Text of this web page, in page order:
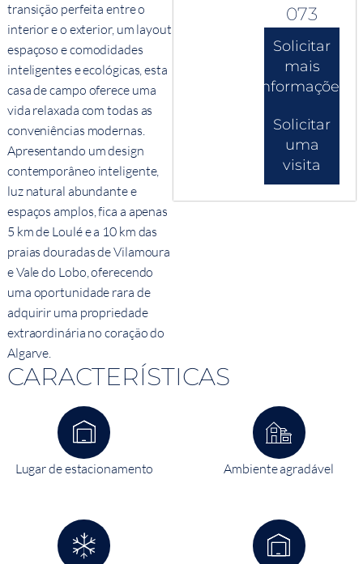
transição perfeita entre o
interior e o exterior, um layout
espaçoso e comodidades
inteligentes e ecológicas, esta
casa de campo oferece uma
vida relaxada com todas as
conveniências modernas.
Apresentando um design
contemporâneo inteligente,
luz natural abundante e
espaços amplos, fica a apenas
5 km de Loulé e a 10 km das
praias douradas de Vilamoura
e Vale do Lobo, oferecendo
uma oportunidade rara de
adquirir uma propriedade
extraordinária no coração do
Algarve.
073
Solicitar
mais
informações
Solicitar
uma
visita
CARACTERÍSTICAS
Lugar de estacionamento Ambiente agradável